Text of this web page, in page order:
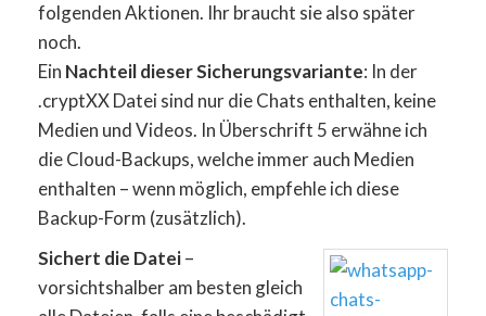
folgenden Aktionen. Ihr braucht sie also später
noch.
Ein Nachteil dieser Sicherungsvariante: In der
.cryptXX Datei sind nur die Chats enthalten, keine
Medien und Videos. In Überschrift 5 erwähne ich
die Cloud-Backups, welche immer auch Medien
enthalten – wenn möglich, empfehle ich diese
Backup-Form (zusätzlich).
Sichert die Datei–
vorsichtshalber am besten gleich